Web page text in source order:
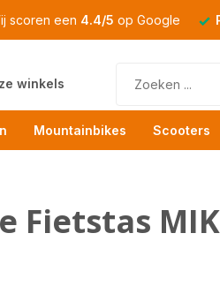
scoren een 4.4/5 op Google
winkels
Mountainbikes Scooters
Fietstas